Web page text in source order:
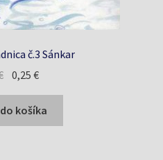
č.3 Sánkar
Pôvodná
cena
bola:
0,30 €.
0,25€Aktuálna
cena
je:
0,25 €.
košíka